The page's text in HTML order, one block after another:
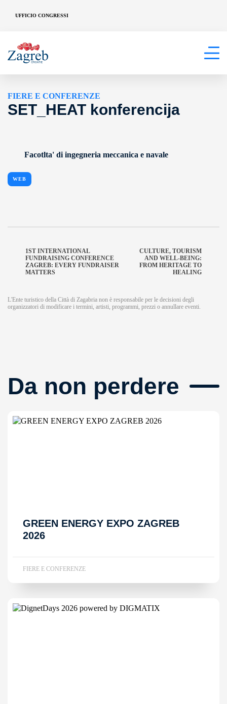
UFFICIO CONGRESSI
FIERE E CONFERENZE
SET_HEAT konferencija
Facotlta' di ingegneria meccanica e navale
WEB
1ST INTERNATIONAL
FUNDRAISING CONFERENCE
ZAGREB: EVERY FUNDRAISER
MATTERS
CULTURE, TOURISM
AND WELL-BEING:
FROM HERITAGE TO
HEALING
L'Ente turistico della Città di Zagabria non è responsabile per le decisioni degli
organizzatori di modificare i termini, artisti, programmi, prezzi o annullare eventi.
Da non perdere
GREEN ENERGY EXPO ZAGREB
2026
FIERE E CONFERENZE